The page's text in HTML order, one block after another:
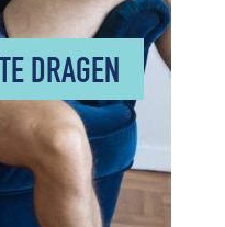
DRAGEN